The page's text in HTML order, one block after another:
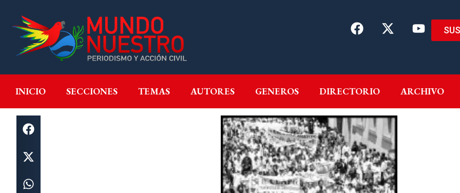
INICIO SECCIONES TEMAS AUTORES GENEROS DIRECTORIO ARCHIVO
INICIO SECCIONES GENEROS DIRECTORIO